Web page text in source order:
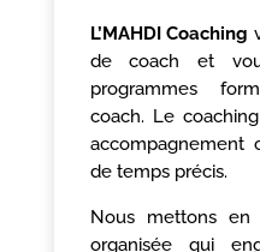
L’MAHDI Coaching
de coach et
programmes
coach. Le
accompagnement
de temps précis.
Nous mettons en
organisée qui